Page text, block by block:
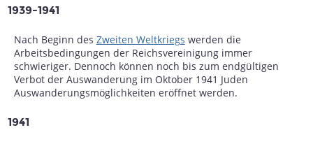
1939-1941
Nach Beginn des Zweiten Weltkriegs werden die
Arbeitsbedingungen der Reichsvereinigung immer
schwieriger. Dennoch können noch bis zum endgültigen
Verbot der Auswanderung im Oktober 1941 Juden
Auswanderungsmöglichkeiten eröffnet werden.
1941